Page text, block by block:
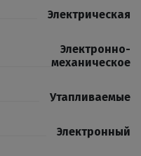
Электрическая
Электронно-
механическое
Утапливаемые
Электронный